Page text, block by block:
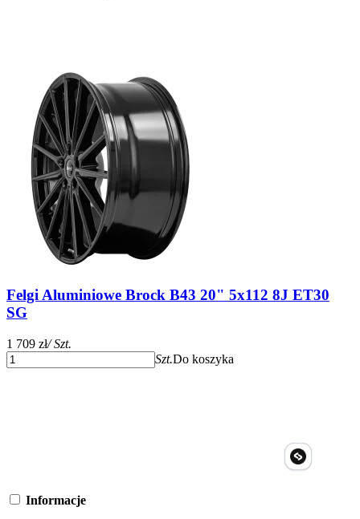
Felgi Aluminiowe Brock B43 20" 5x112 8J ET30
SG
1 709 zł/ Szt.
Szt.Do koszyka
Informacje